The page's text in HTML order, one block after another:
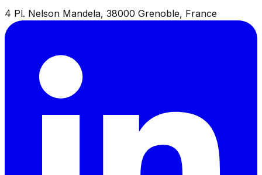
4 Pl. Nelson Mandela, 38000 Grenoble, France